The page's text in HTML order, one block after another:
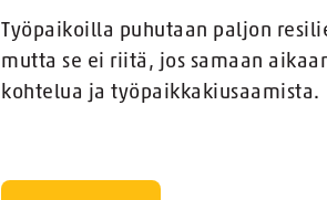
Työpaikoilla puhutaan paljon
mutta se ei riitä, jos samaan
kohtelua ja työpaikkakiusaamista.